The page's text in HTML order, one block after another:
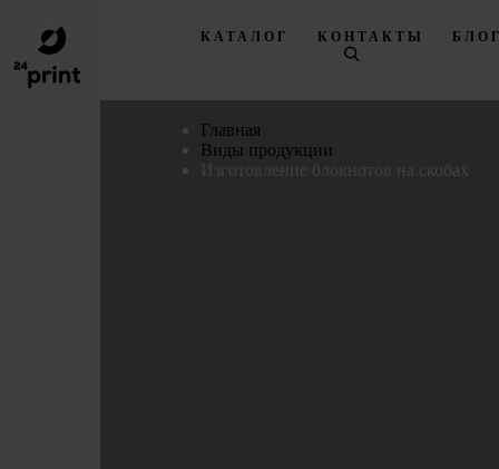
КАТАЛОГ КОНТАКТЫ
Главная
Виды продукции
Изготовление блокнотов на скобах